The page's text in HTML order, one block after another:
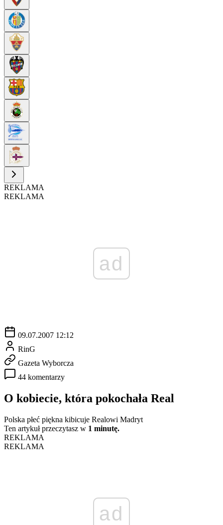
REKLAMA
REKLAMA
ad
09.07.2007 12:12
RinG
Gazeta Wyborcza
44 komentarzy
O kobiecie, która pokochała Real
Polska płeć piękna kibicuje Realowi Madryt
Ten artykuł przeczytasz w 1 minutę.
REKLAMA
REKLAMA
ad